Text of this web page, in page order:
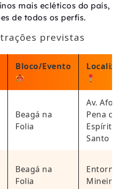
mais ecléticos do país,
de todos os perfis.
previstas
Bloco/Evento
Beagá na
Folia
Av.
Pena
Espírito
Santo
Beagá na
Folia